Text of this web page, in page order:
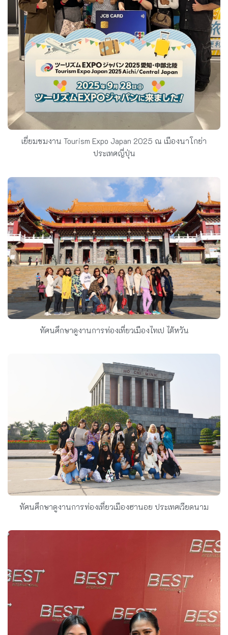
เยี่ยมชมงาน Tourism Expo Japan 2025 ณ เมืองนาโกย่า
ประเทศญี่ปุ่น
ทัศนศึกษาดูงานการท่องเที่ยวเมืองไทเป ไต้หวัน
ทัศนศึกษาดูงานการท่องเที่ยวเมืองฮานอย ประเทศเวียดนาม